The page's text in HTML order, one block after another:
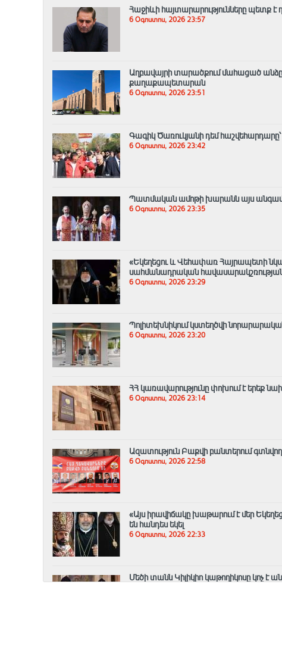
Հաջիևի հայտարարությունները պետք
6 Օգոստոս, 2026 23:57
Աղբավայրի տարածքում մահացած
քաղաքապետարան
6 Օգոստոս, 2026 23:51
Գագիկ Ծառուկյանի դեմ
6 Օգոստոս, 2026 23:42
Պատմական ամոթի խարանն այս անգամ
6 Օգոստոս, 2026 23:35
«Եկեղեցու և Վեհափառ Հայրապետի
սահմանադրական
6 Օգոստոս, 2026 23:29
Պոլիտեխնիկում կստեղծվի
6 Օգոստոս, 2026 23:20
ՀՀ կառավարությունը փոխում է երեք
6 Օգոստոս, 2026 23:14
Ազատություն Բաքվի բանտերում գտնվող
6 Օգոստոս, 2026 22:58
«Այս իրավիճակը խաթարում է մեր
են հանդես եկել
6 Օգոստոս, 2026 22:33
Մեծի տանն Կիլիկիո կաթողիկոսը կոչ է